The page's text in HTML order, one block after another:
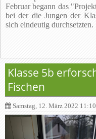
Februar begann das
bei der die Jungen der
sich eindeutig durchsetzten.
Klasse 5b
Fischen
Samstag, 12. März 2022 11:10